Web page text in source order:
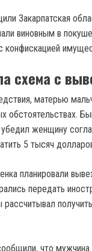
Закарпатская
виновным в
конфискацией
схема с
матерью
обстоятельствах.
женщину
5 тысяч
планировали
передать
рассчитывал
что